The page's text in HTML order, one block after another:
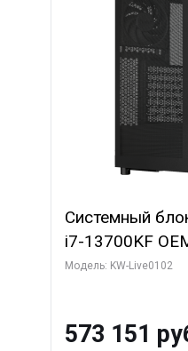
Системный
i7-13700KF
7, C16 8EC/
Turbo/ 960 ГБ
Модель: KW-Live0102
573 151